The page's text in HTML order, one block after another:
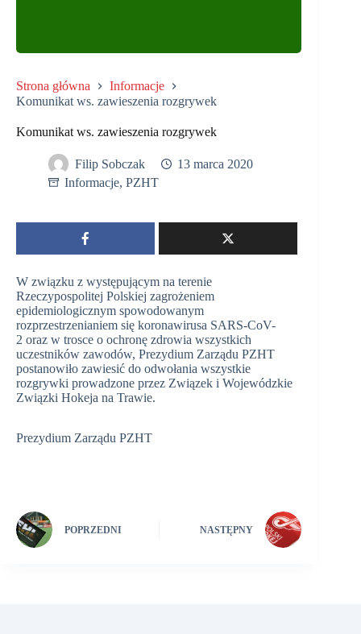
Strona główna
Informacje
Komunikat ws. zawieszenia rozgrywek
Komunikat ws. zawieszenia rozgrywek
Filip Sobczak
13 marca 2020
Informacje, PZHT
W związku z występującym na terenie
Rzeczypospolitej Polskiej zagrożeniem
epidemiologicznym spowodowanym
rozprzestrzenianiem się koronawirusa SARS-CoV-
2 oraz w trosce o ochronę zdrowia wszystkich
uczestników zawodów, Prezydium Zarządu PZHT
postanowiło zawiesić do odwołania wszystkie
rozgrywki prowadzone przez Związek i Wojewódzkie
Związki Hokeja na Trawie.
Prezydium Zarządu PZHT
POPRZEDNI NASTĘPNY